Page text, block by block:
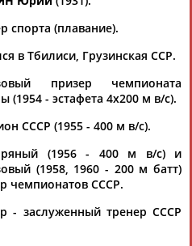
Мария
Юлия
Рамазан
АБАЧАРАЕВ
Ростом
АБАШИДЗЕ
Акжана
Артур
спорта (плавание).
в Тбилиси, Грузинская ССР.
призер чемпионата
(1954 - эстафета 4х200 м в/с).
СССР (1955 - 400 м в/с).
(1956 - 400 м в/с) и
(1958, 1960 - 200 м батт)
чемпионатов СССР.
- заслуженный тренер СССР